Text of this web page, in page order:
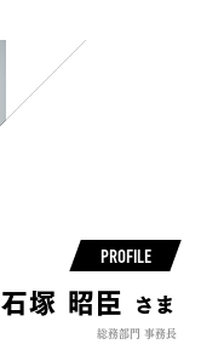
PROFILE
石塚 昭臣 さま
総務部門 事務長